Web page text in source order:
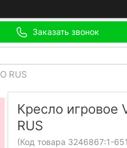
Заказать звонок
RUS
Кресло игровое
RUS
(Код товара 3246867:1-